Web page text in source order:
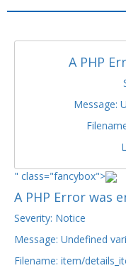
A PHP
Message:
" class="fancybox">
A PHP Error was
Severity: Notice
Message: Undefined
Filename: item/